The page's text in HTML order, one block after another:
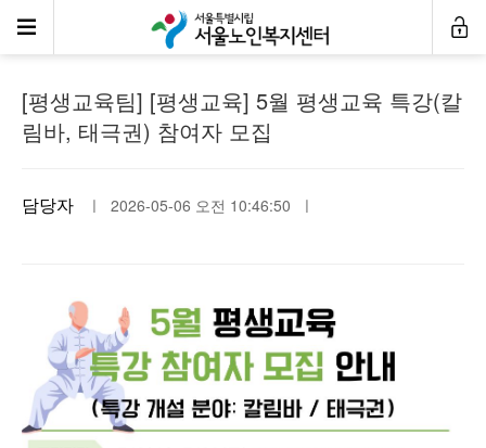
공지사항
[평생교육팀] [평생교육] 5월 평생교육 특강(칼
림바, 태극권) 참여자 모집
담당자 ㅣ 2026-05-06 오전 10:46:50 ㅣ